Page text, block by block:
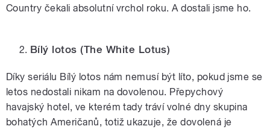
Country čekali absolutní vrchol roku. A dostali jsme ho.
Bílý lotos(The White Lotus)
Díky seriálu Bílý lotos nám nemusí být líto, pokud jsme se
letos nedostali nikam na dovolenou. Přepychový
havajský hotel, ve kterém tady tráví volné dny skupina
bohatých Američanů, totiž ukazuje, že dovolená je